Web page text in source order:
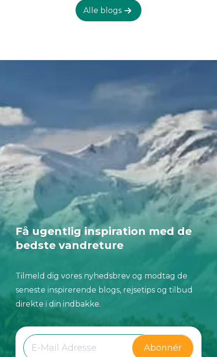
samtale. Efter en lang dag med vandring i Østrig
føles det godt at sidde stille. At gå her handler
stille stykke sti, så et enkelt måltid, der smager
som regel nok til at se frem til i morgen.
Alle blogs
Få ugentlig inspiration med de
bedste vandreture
Tilmeld dig vores nyhedsbrev og modtag de
seneste inspirerende blogs, rejsetips og tilbud
direkte i din indbakke.
Abonnér